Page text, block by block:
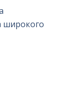
широкого